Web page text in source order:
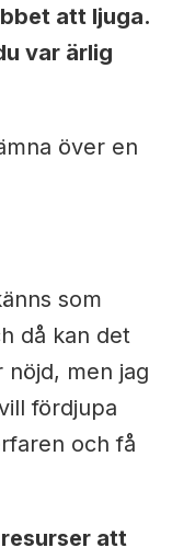
att ljuga.
var ärlig
över en
som
då kan det
nöjd, men jag
fördjupa
och få
att